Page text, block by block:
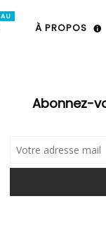
À PROPOS
Abonnez-